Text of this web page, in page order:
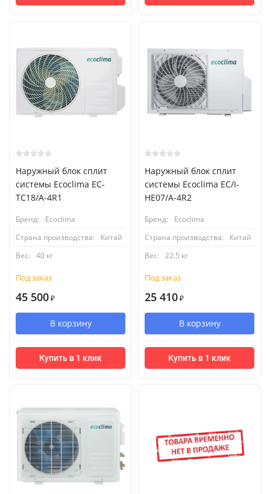
Наружный блок сплит
системы Ecoclima EC-
TC18/A-4R1
Бренд:
Ecoclima
Страна производства:
Китай
Вес:
40 кг
Под заказ
45 500 ₽
В корзину
Купить в 1 клик
Наружный блок сплит
системы Ecoclima EC/I-
HE07/A-4R2
Бренд:
Ecoclima
Страна производства:
Китай
Вес:
22.5 кг
Под заказ
25 410 ₽
В корзину
Купить в 1 клик